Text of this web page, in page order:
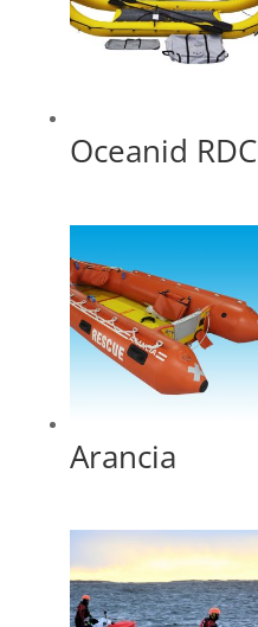
Oceanid RDC
Arancia